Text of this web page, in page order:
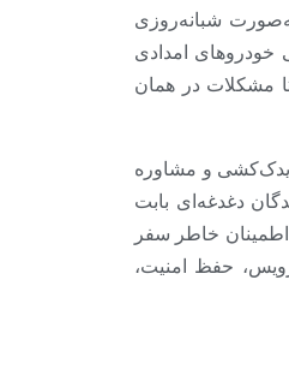
شبانه‌روزی
خودروهای امدادی
مشکلات در همان
یدک‌کشی و مشاوره
دغدغه‌ای بابت
اطمینان خاطر سفر
حفظ امنیت،